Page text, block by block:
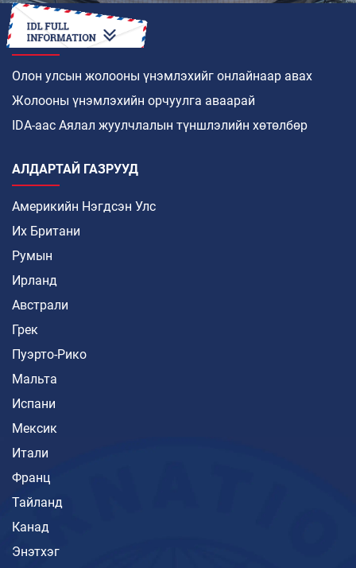
ХЭРХЭН
Олон улсын жолооны үнэмлэхийг онлайнаар авах
Жолооны үнэмлэхийн орчуулга аваарай
IDA-аас Аялал жуулчлалын түншлэлийн хөтөлбөр
АЛДАРТАЙ ГАЗРУУД
Америкийн Нэгдсэн Улс
Их Британи
Румын
Ирланд
Австрали
Грек
Пуэрто-Рико
Мальта
Испани
Мексик
Итали
Франц
Тайланд
Канад
Энэтхэг